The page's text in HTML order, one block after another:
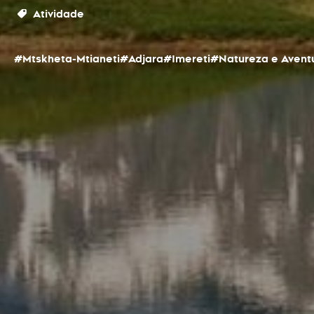
Atividade
#Mtskheta-Mtianeti#Adjara#Imereti#Natureza e